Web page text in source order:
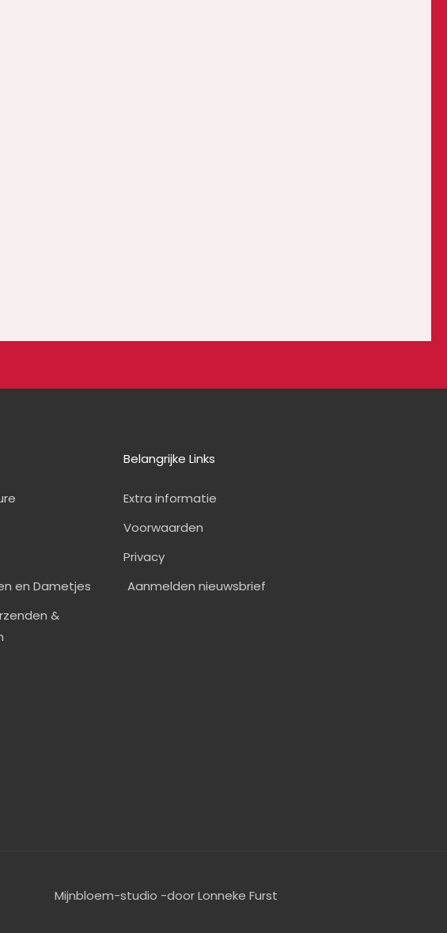
en Dametjes
&
Belangrijke Links
Extra informatie
Voorwaarden
Privacy
Aanmelden nieuwsbrief
Mijnbloem-studio -door Lonneke Furst